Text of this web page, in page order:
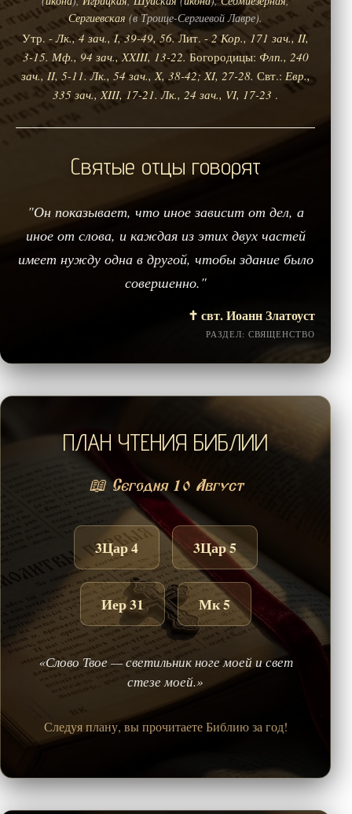
Сергиевская (в Троице-Сергиевой Лавре).
Утр. -Лк., 4 зач., I, 39-49, 56. Лит. - 2 Кор., 171 зач., II,
3-15. Мф., 94 зач., XXIII, 13-22.Богородицы: Флп., 240
зач., II, 5-11. Лк., 54 зач., X, 38-42; XI, 27-28. Свт.: Евр.,
335 зач., XIII, 17-21. Лк., 24 зач., VI, 17-23 .
Святые отцы говорят
"Он показывает, что иное зависит от дел, а
иное от слова, и каждая из этих двух частей
имеет нужду одна в другой, чтобы здание было
совершенно."
✝️ свт. Иоанн Златоуст
РАЗДЕЛ: СВЯЩЕНСТВО
ПЛАН ЧТЕНИЯ БИБЛИИ
📖 Сегодня 10 Август
3Цар 4 3Цар 5
Иер 31 Мк 5
«Слово Твое — светильник ноге моей и свет
стезе моей.»
Следуя плану, вы прочитаете Библию за год!